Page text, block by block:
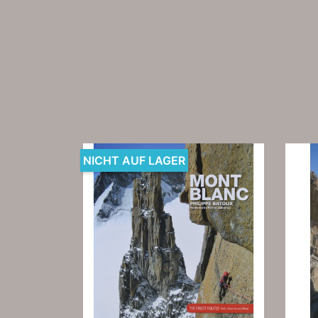
NICHT AUF LAGER